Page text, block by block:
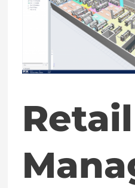
Retail
Perspectix
Retail
3.0
an